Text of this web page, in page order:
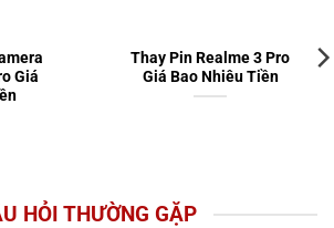
Giá
Thay Pin Realme 3 Pro
Giá Bao Nhiêu Tiền
HỎI THƯỜNG GẶP